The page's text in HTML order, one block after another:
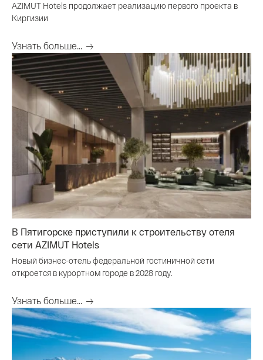
AZIMUT Hotels продолжает реализацию первого проекта в
Киргизии
Узнать больше...
В Пятигорске приступили к строительству отеля
сети AZIMUT Hotels
Новый бизнес-отель федеральной гостиничной сети
откроется в курортном городе в 2028 году.
Узнать больше...